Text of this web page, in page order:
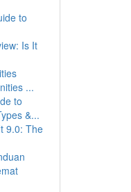
to
Is It
...
to
&...
9.0: The